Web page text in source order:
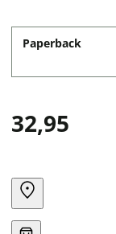
Paperback
32,95